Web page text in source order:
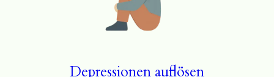
Depressionen auflösen